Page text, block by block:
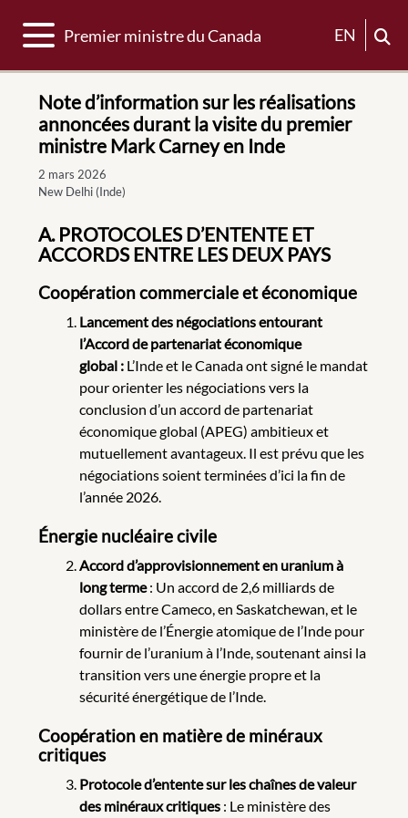
Basculer la navigation
Premier ministre du Canada EN
Note d’information sur les réalisations
annoncées durant la visite du premier
ministre Mark Carney en Inde
2 mars 2026
New Delhi (Inde)
A. PROTOCOLES D’ENTENTE ET
ACCORDS ENTRE LES DEUX PAYS
Coopération commerciale et économique
Lancement des négociations entourant
l’Accord de partenariat économique
global : L’Inde et le Canada ont signé le mandat
pour orienter les négociations vers la
conclusion d’un accord de partenariat
économique global (APEG) ambitieux et
mutuellement avantageux. Il est prévu que les
négociations soient terminées d’ici la fin de
l’année 2026.
Énergie nucléaire civile
Accord d’approvisionnement en uranium à
long terme: Un accord de 2,6 milliards de
dollars entre Cameco, en Saskatchewan, et le
ministère de l’Énergie atomique de l’Inde pour
fournir de l’uranium à l’Inde, soutenant ainsi la
transition vers une énergie propre et la
sécurité énergétique de l’Inde.
Coopération en matière de minéraux
critiques
Protocole d’entente sur les chaînes de valeur
des minéraux critiques: Le ministère des